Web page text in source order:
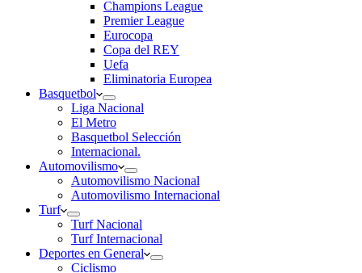
Champions League
Premier League
Eurocopa
Copa del REY
Uefa
Eliminatoria Europea
Basquetbol
Liga Nacional
El Metro
Basquetbol Selección
Internacional.
Automovilismo
Automovilismo Nacional
Automovilismo Internacional
Turf
Turf Nacional
Turf Internacional
Deportes en General
Ciclismo